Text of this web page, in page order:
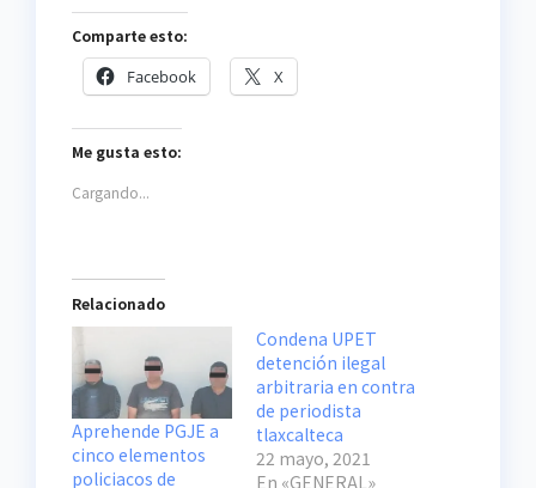
Comparte esto:
Facebook X
Me gusta esto:
Cargando...
Relacionado
Aprehende PGJE a
cinco elementos
policiacos de
Condena UPET
detención ilegal
arbitraria en contra
de periodista
tlaxcalteca
22 mayo, 2021
En «GENERAL»